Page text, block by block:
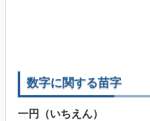
数字に関する苗字
一円（いちえん）